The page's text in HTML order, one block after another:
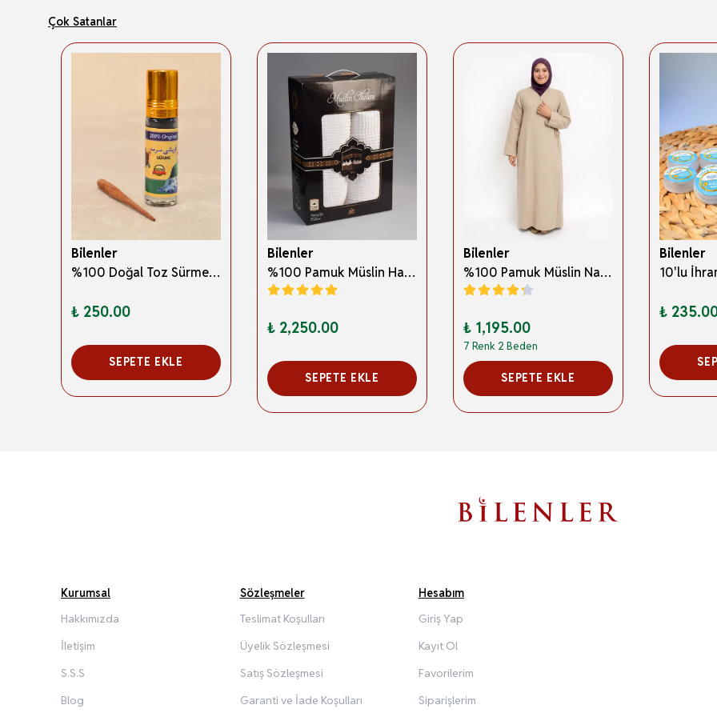
Çok Satanlar
Bilenler
%100 Doğal Toz Sürme + Ahşap Sürme Çubuğu | Geleneksel ve Orijinal Göz Sürmesi
₺ 250.00
SEPETE EKLE
Bilenler
%100 Pamuk Müslin Hac İhramı – Hafif; Dikişsiz ve Antibakteriyel
₺ 2,250.00
SEPETE EKLE
Bilenler
%100 Pamuk Müslin Namaz Elbisesi Yandan Bağlamalı -Terletmeyen Rahat Kumaş, 36-48 Beden, İbadet Kıyafeti
₺ 1,195.00
7 Renk 2 Beden
SEPETE EKLE
Bilenler
₺
Kurumsal
Hakkımızda
İletişim
S.S.S
Blog
Sözleşmeler
Teslimat Koşulları
Üyelik Sözleşmesi
Satış Sözleşmesi
Garanti ve İade Koşulları
Hesabım
Giriş Yap
Kayıt Ol
Favorilerim
Siparişlerim